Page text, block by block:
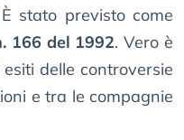
stato previsto come
166 del 1992. Vero è
delle controversie
e tra le compagnie